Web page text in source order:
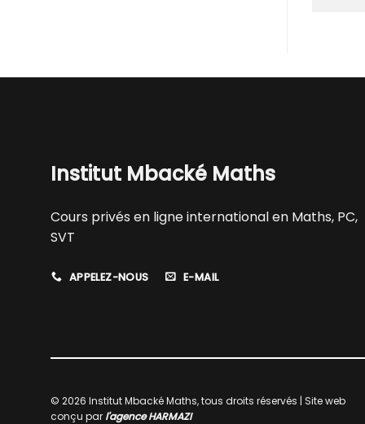
Institut Mbacké Maths
Cours privés en ligne international en Maths, PC,
SVT
APPELEZ-NOUS E-MAIL
© 2026 Institut Mbacké Maths, tous droits réservés | Site web
conçu par l'agence HARMAZI